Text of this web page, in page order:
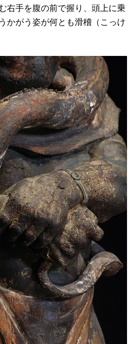
右手を腹の前で握り、頭上に乗
かがう姿が何とも滑稽（こっけ